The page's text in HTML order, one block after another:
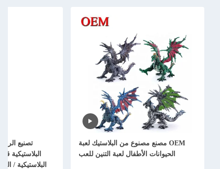
OEM مصنع مصنوع من البلاستيك لعبة
الحيوانات الأطفال لعبة التنين للعب
تصنيع
البلاستيكية
البلاستيكية /